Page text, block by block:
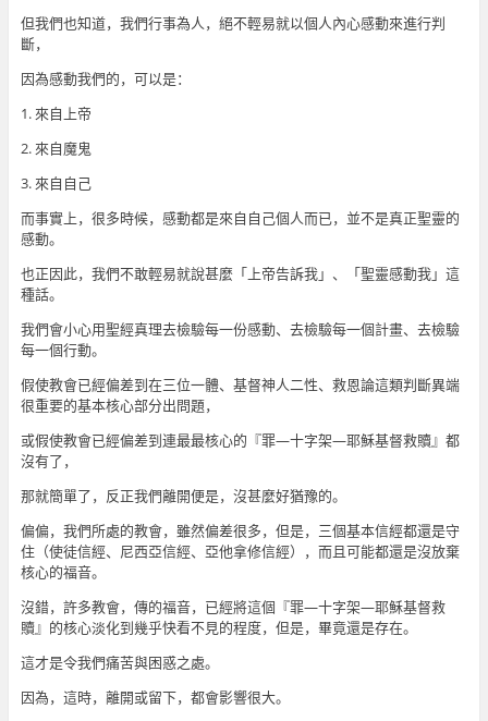
但我們也知道，我們行事為人，絕不輕易就以個人內心感動來進行判
斷，
因為感動我們的，可以是：
1. 來自上帝
2. 來自魔鬼
3. 來自自己
而事實上，很多時候，感動都是來自自己個人而已，並不是真正聖靈的
感動。
也正因此，我們不敢輕易就說甚麼「上帝告訴我」、「聖靈感動我」這
種話。
我們會小心用聖經真理去檢驗每一份感動、去檢驗每一個計畫、去檢驗
每一個行動。
假使教會已經偏差到在三位一體、基督神人二性、救恩論這類判斷異端
很重要的基本核心部分出問題，
或假使教會已經偏差到連最最核心的『罪—十字架—耶穌基督救贖』都
沒有了，
那就簡單了，反正我們離開便是，沒甚麼好猶豫的。
偏偏，我們所處的教會，雖然偏差很多，但是，三個基本信經都還是守
住（使徒信經、尼西亞信經、亞他拿修信經），而且可能都還是沒放棄
核心的福音。
沒錯，許多教會，傳的福音，已經將這個『罪—十字架—耶穌基督救
贖』的核心淡化到幾乎快看不見的程度，但是，畢竟還是存在。
這才是令我們痛苦與困惑之處。
因為，這時，離開或留下，都會影響很大。